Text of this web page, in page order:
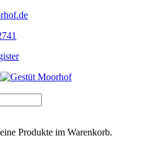
Produkte im Warenkorb.